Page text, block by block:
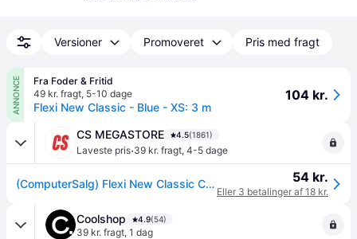
Versioner Promoveret Pris med fragt
ANNONCE
Fra Foder & Fritid
49 kr. fragt, 5-10 dage
Flexi New Classic - Blue - XS: 3 m
104 kr.
CS MEGASTORE 4.5(1861)
Laveste pris·39 kr. fragt, 4-5 dage
(ComputerSalg) Flexi New Classic Cat XS 3 m Fleksibel hundesnor 54 kr.
Eller 3 betalinger af 18 kr.
Coolshop 4.9(54)
39 kr. fragt, 1 dag